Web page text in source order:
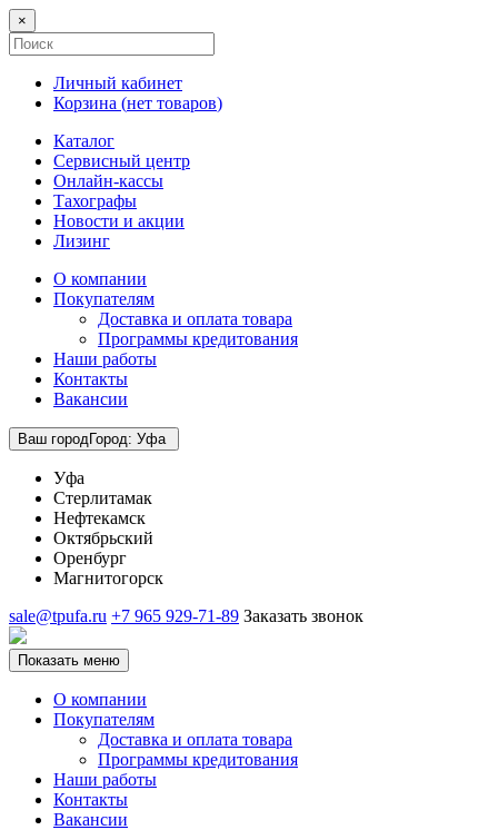
×
Личный кабинет
Корзина (нет товаров)
Каталог
Сервисный центр
Онлайн-кассы
Тахографы
Новости и акции
Лизинг
О компании
Покупателям
Доставка и оплата товара
Программы кредитования
Наши работы
Контакты
Вакансии
Ваш городГород: Уфа
Уфа
Стерлитамак
Нефтекамск
Октябрьский
Оренбург
Магнитогорск
sale@tpufa.ru +7 965 929-71-89 Заказать звонок
Показать меню
О компании
Покупателям
Доставка и оплата товара
Программы кредитования
Наши работы
Контакты
Вакансии